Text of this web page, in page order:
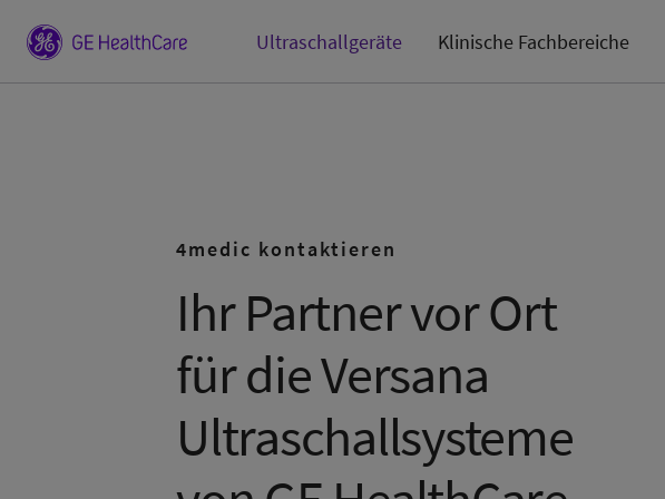
Ultraschallgeräte Klinische Fachbereiche
4medic kontaktieren
Ihr Partner vor Ort
für die Versana
Ultraschallsysteme